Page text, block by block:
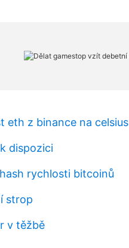
eth z binance na celsius
dispozici
rychlosti bitcoinů
strop
v těžbě